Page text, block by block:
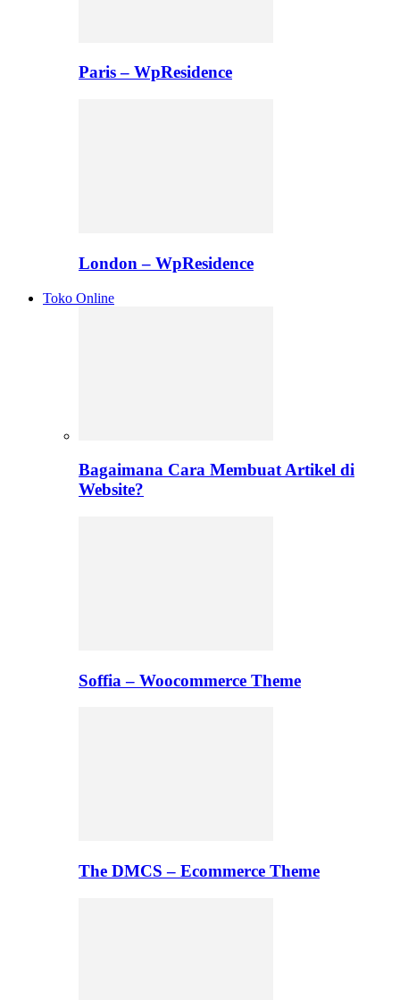
Paris – WpResidence
London – WpResidence
Toko Online
Bagaimana Cara Membuat Artikel di
Website?
Soffia – Woocommerce Theme
The DMCS – Ecommerce Theme